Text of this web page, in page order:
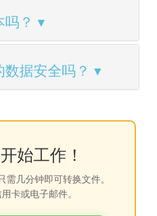
？
据安全吗？
始工作！
需几分钟即可转换文件。
卡或电子邮件。